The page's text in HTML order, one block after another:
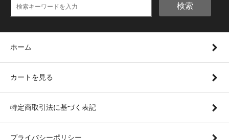
検索
ホーム
カートを見る
特定商取引法に基づく表記
プライバシーポリシー